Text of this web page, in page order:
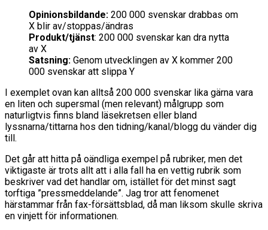
Opinionsbildande: 200 000 svenskar drabbas om
X blir av/stoppas/ändras
Produkt/tjänst: 200 000 svenskar kan dra nytta
av X
Satsning: Genom utvecklingen av X kommer 200
000 svenskar att slippa Y
I exemplet ovan kan alltså 200 000 svenskar lika gärna vara
en liten och supersmal (men relevant) målgrupp som
naturligtvis finns bland läsekretsen eller bland
lyssnarna/tittarna hos den tidning/kanal/blogg du vänder dig
till.
Det går att hitta på oändliga exempel på rubriker, men det
viktigaste är trots allt att i alla fall ha en vettig rubrik som
beskriver vad det handlar om, istället för det minst sagt
torftiga ”pressmeddelande”. Jag tror att fenomenet
härstammar från fax-försättsblad, då man liksom skulle skriva
en vinjett för informationen.